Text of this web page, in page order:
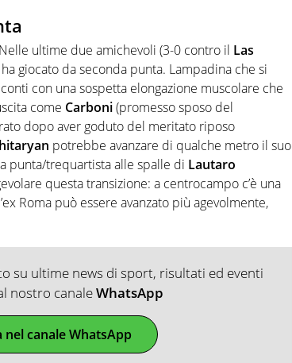
ultime due amichevoli (3-0 contro il Las
ha giocato da seconda punta. Lampadina che si
con una sospetta elongazione muscolare che
come Carboni(promesso sposo del
dopo aver goduto del meritato riposo
potrebbe avanzare di qualche metro il suo
punta/trequartista alle spalle di Lautaro
questa transizione: a centrocampo c’è una
Roma può essere avanzato più agevolmente,
su ultime news di sport, risultati ed eventi
nostro canaleWhatsApp
nel canale WhatsApp